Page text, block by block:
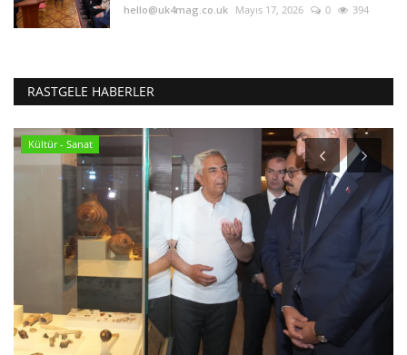
hello@uk4mag.co.uk Mayıs 17, 2026 0 394
RASTGELE HABERLER
Kültür - Sanat